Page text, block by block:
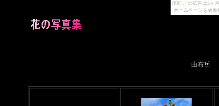
[PR] この広告は3ヶ
ホームページを更
由布